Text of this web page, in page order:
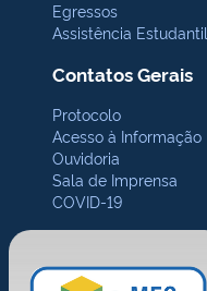
Egressos
Assistência Estudantil
Contatos Gerais
Protocolo
Acesso à Informação
Ouvidoria
Sala de Imprensa
COVID-19